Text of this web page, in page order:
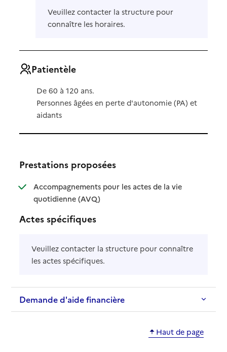
Veuillez contacter la structure pour
connaître les horaires.
Patientèle
De 60 à 120 ans.
Personnes âgées en perte d'autonomie (PA) et
aidants
Prestations proposées
Accompagnements pour les actes de la vie
quotidienne (AVQ): disponible
: non disponible
Actes spécifiques
Veuillez contacter la structure pour connaître
les actes spécifiques.
Demande d'aide financière
Haut de page